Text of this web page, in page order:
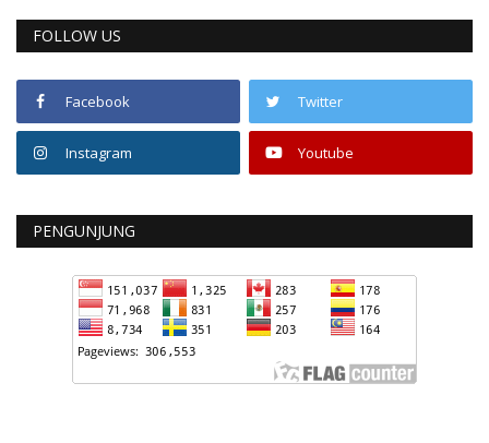
FOLLOW US
Facebook Twitter
Instagram Youtube
PENGUNJUNG